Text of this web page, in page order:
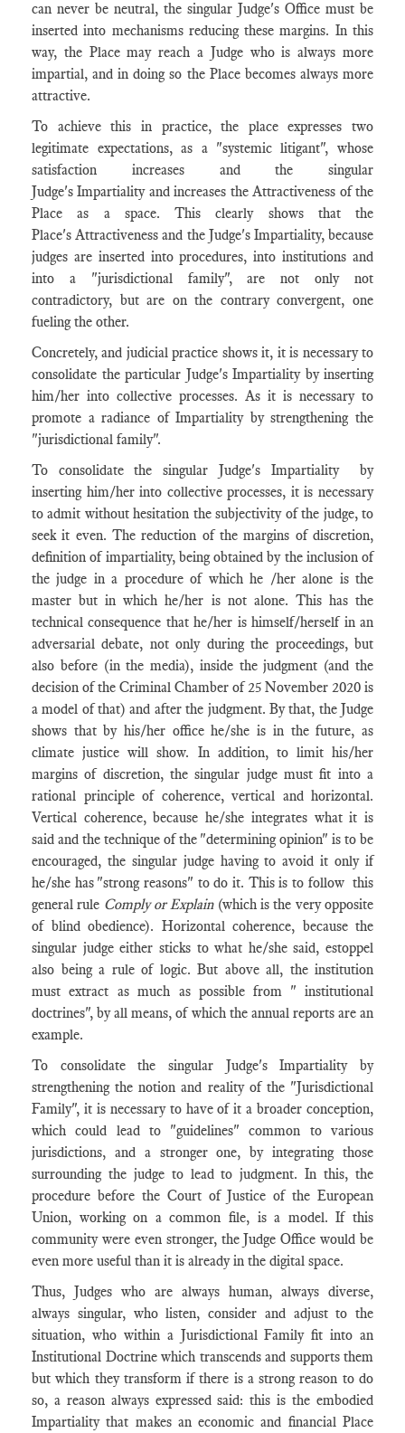
can never be neutral, the singular Judge's Office must be
inserted into mechanisms reducing these margins. In this
way, the Place may reach a Judge who is always more
impartial, and in doing so the Place becomes always more
attractive.
To achieve this in practice, the place expresses two
legitimate expectations, as a "systemic litigant", whose
satisfaction increases and the singular
Judge's Impartiality and increases the Attractiveness of the
Place as a space. This clearly shows that the
Place's Attractiveness and the Judge's Impartiality, because
judges are inserted into procedures, into institutions and
into a "jurisdictional family", are not only not
contradictory, but are on the contrary convergent, one
fueling the other.
Concretely, and judicial practice shows it, it is necessary to
consolidate the particular Judge's Impartiality by inserting
him/her into collective processes. As it is necessary to
promote a radiance of Impartiality by strengthening the
"jurisdictional family".
To consolidate the singular Judge's Impartiality by
inserting him/her into collective processes, it is necessary
to admit without hesitation the subjectivity of the judge, to
seek it even. The reduction of the margins of discretion,
definition of impartiality, being obtained by the inclusion of
the judge in a procedure of which he /her alone is the
master but in which he/her is not alone. This has the
technical consequence that he/her is himself/herself in an
adversarial debate, not only during the proceedings, but
also before (in the media), inside the judgment (and the
decision of the Criminal Chamber of 25 November 2020 is
a model of that) and after the judgment. By that, the Judge
shows that by his/her office he/she is in the future, as
climate justice will show. In addition, to limit his/her
margins of discretion, the singular judge must fit into a
rational principle of coherence, vertical and horizontal.
Vertical coherence, because he/she integrates what it is
said and the technique of the "determining opinion" is to be
encouraged, the singular judge having to avoid it only if
he/she has "strong reasons" to do it. This is to follow this
general rule Comply or Explain(which is the very opposite
of blind obedience). Horizontal coherence, because the
singular judge either sticks to what he/she said, estoppel
also being a rule of logic. But above all, the institution
must extract as much as possible from " institutional
doctrines", by all means, of which the annual reports are an
example.
To consolidate the singular Judge's Impartiality by
strengthening the notion and reality of the "Jurisdictional
Family", it is necessary to have of it a broader conception,
which could lead to "guidelines" common to various
jurisdictions, and a stronger one, by integrating those
surrounding the judge to lead to judgment. In this, the
procedure before the Court of Justice of the European
Union, working on a common file, is a model. If this
community were even stronger, the Judge Office would be
even more useful than it is already in the digital space.
Thus, Judges who are always human, always diverse,
always singular, who listen, consider and adjust to the
situation, who within a Jurisdictional Family fit into an
Institutional Doctrine which transcends and supports them
but which they transform if there is a strong reason to do
so, a reason always expressed said: this is the embodied
Impartiality that makes an economic and financial Place